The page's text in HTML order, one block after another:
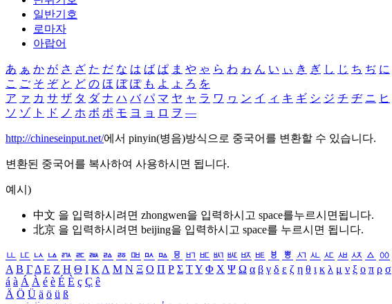
일반기호
로마자
아랍어
あ ぁ か が さ ざ た だ な は ば ぱ ま や ゃ ら わ ゎ ん い ぃ き ぎ し じ ち ぢ に
こ ご そ ぞ と ど の ほ ぼ ぽ も よ ょ ろ を
ア ァ カ サ ザ タ ダ ナ ハ バ パ マ ヤ ャ ラ ワ ヮ ン イ ィ キ ギ シ ジ チ ヂ ニ ヒ
ソ ゾ ト ド ノ ホ ボ ポ モ ヨ ョ ロ ヲ ―
http://chineseinput.net/에서 pinyin(병음)방식으로 중국어를 변환할 수 있습니다.
변환된 중국어를 복사하여 사용하시면 됩니다.
예시)
中文 을 입력하시려면 zhongwen을 입력하시고 space를누르시면됩니다.
北京 을 입력하시려면 beijing을 입력하시고 space를 누르시면 됩니다.
ㅥ ㅦ ㅧ ㅨ ㅩ ㅪ ㅫ ㅬ ㅭ ㅮ ㅯ ㅰ ㅱ ㅲ ㅳ ㅴ ㅵ ㅶ ㅷ ㅸ ㅹ ㅺ ㅻ ㅼ ㅽ ㅾ ㅿ ㆀ
Α Β ΓΔ Ε Ζ Η Θ Ι ΚΛ Μ Ν Ξ Ο Π Ρ Σ ΤΥ Φ Χ Ψ Ω α β γ δ ε ζ η θ ι κ λ μ ν ξ ο π ρ σ
á à Á À é è É È ç Ç ê
Ä Ö Ü ä ö ü ß